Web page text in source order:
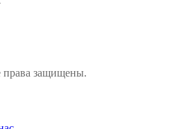
защищены.